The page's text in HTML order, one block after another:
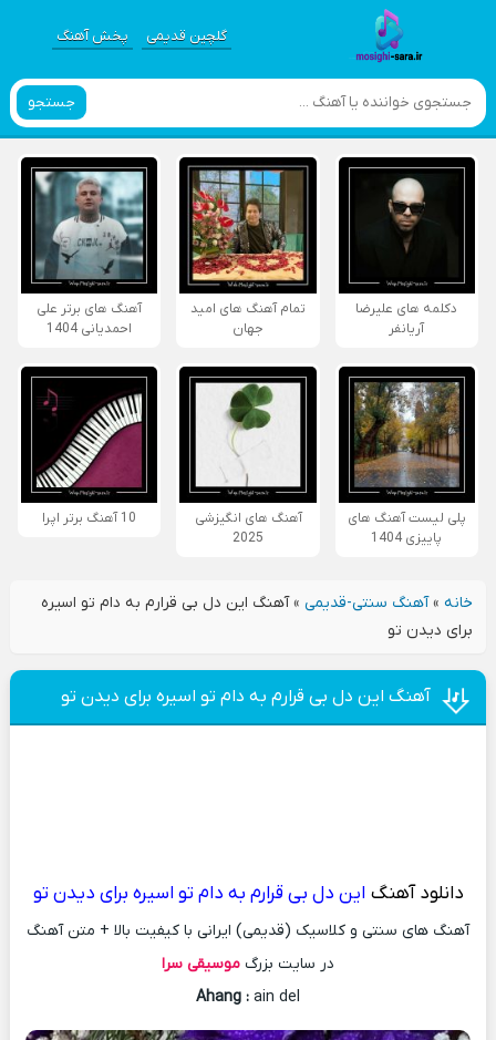
گلچین قدیمی پخش آهنگ
جستجو
دکلمه های علیرضا
آریانفر
تمام آهنگ های امید
جهان
آهنگ های برتر علی
احمدیانی 1404
پلی لیست آهنگ های
پاییزی 1404
آهنگ های انگیزشی
2025
10 آهنگ برتر اپرا
خانه»آهنگ سنتی-قدیمی»آهنگ این دل بی قرارم به دام تو اسیره
برای دیدن تو
آهنگ این دل بی قرارم به دام تو اسیره برای دیدن تو
دانلود آهنگ این دل بی قرارم به دام تو اسیره برای دیدن تو
آهنگ های سنتی و کلاسیک (قدیمی) ایرانی با کیفیت بالا + متن آهنگ
در سایت بزرگ موسیقی سرا
Ahang : ain del